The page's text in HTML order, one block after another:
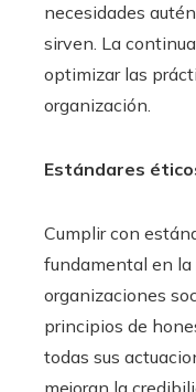
necesidades
sirven. La
optimizar las
organización.
Estándares
Cumplir con
fundamental en la
organizaciones
principios de
todas sus